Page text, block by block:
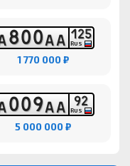
800АА 125
RUS
1 770 000 ₽
009АА 92
RUS
5 000 000 ₽